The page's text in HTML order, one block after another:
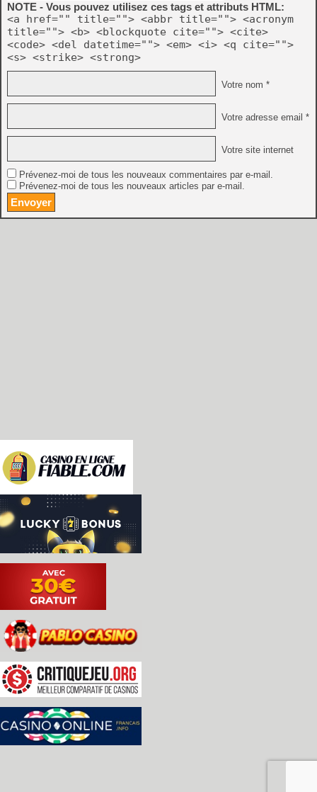
NOTE - Vous pouvez utilisez ces tags et attributs HTML:
<a href="" title=""> <abbr title=""> <acronym
title=""> <b> <blockquote cite=""> <cite>
<code> <del datetime=""> <em> <i> <q cite="">
<s> <strike> <strong>
Votre nom *
Votre adresse email *
Votre site internet
Prévenez-moi de tous les nouveaux commentaires par e-mail.
Prévenez-moi de tous les nouveaux articles par e-mail.